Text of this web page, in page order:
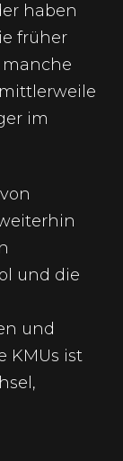
haben
früher
manche
im
und die
und
KMUs ist